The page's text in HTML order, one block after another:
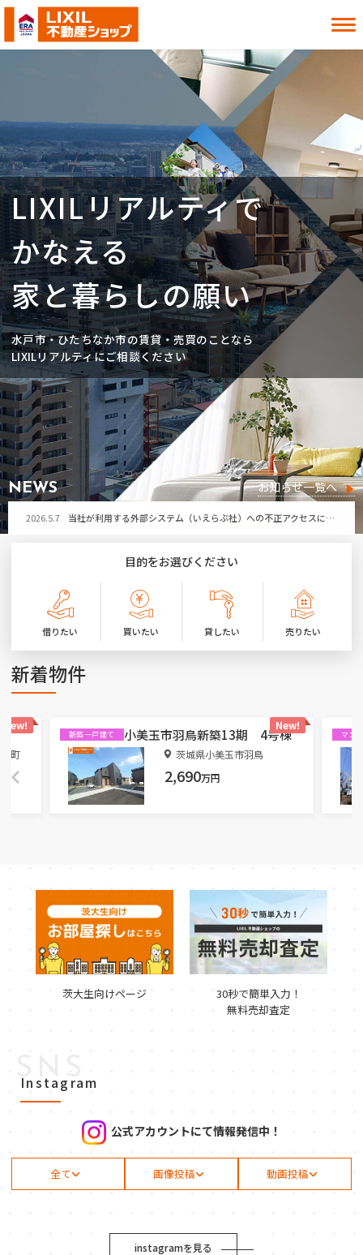
借りたい
貸したい
売りたい
お知らせ
お役立ち情報
よくある質問
MITOシル
事業内容
店舗案内
入居者様へ
会社情報
採用情報
お近くの店舗を探す
お問い合わせ
お気に入り物件
LIXILリアルティで
かなえる
家と暮らしの願い
水戸市・ひたちなか市の賃貸・売買のことなら
LIXILリアルティにご相談ください
NEWS お知らせ一覧へ
2026.5.7 当社が利用する外部システム（いえらぶ社）への不正アクセスによる個人情報流出の可能性について
2026.7.29 令和8年熊本地震により被害に遭われた皆さまへ
2026.7.21 第32回ひたちなか祭り開催に伴う「勝田営業所」臨時休業のお知らせ
2026.7.17 夏季休暇のお知らせ
2026.5.7 当社が利用する外部システム（いえらぶ社）への不正アクセスによる個人情報流出の可能性について
第32回ひたちなか祭り開催に伴う「勝田営業所」臨時休業のお知らせ
2026.7.17 夏季休暇のお知らせ
2026.5.7 当社が利用する外部システム（いえらぶ社）への不正アクセスによる個人情報流出の可能性について
目的をお選びください
借りたい 買いたい 貸したい 売りたい
新着物件
New!
町
New!
新築一戸建て 小美玉市羽鳥新築13期 4号棟
茨城県小美玉市羽鳥
2,690万円
マン
茨大生向けページ
30秒で簡単入力！
無料売却査定
Instagram
公式アカウントにて情報発信中！
全て 画像投稿 動画投稿
instagramを見る